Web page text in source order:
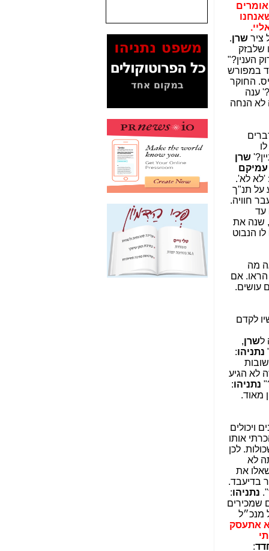
אומרים
מה שאנחנו
צירשרן.
שלבזק
הענין?"
במפורש
החוקר
ענה
לא הנחה
שרן
עמיקם
'לא לא'.
על תנ"ך
חוויה.
עד
, שנה את
הנבוט
מה
הראו. אם
עושים.
לקדם
לשרן,
נתניהו:
לא הגיע
נתניהו:
מאוד.
ויכולים
אותו
לכן
לא
את
בדיעבד.
נתניהו:
שמכירים
מנכ״ל
אתעסק
:
המסמכים בנושא בזק-
Yes (תיק 4000)
מוכיחים "תפירת תיק"
לאיש הלא נכון! -כאן
עובדות ומסמכים
האם ביבי כשר
תקשורת עזר לקב'
בזק? -כאן
מה מקור ה-Fake
News שהביא לתפירת
תיק לביבי והעלמת
החשודים הנכונים -כאן
אחת הרגליים של "תיק
4000 התפור"
התמוטטה היום
בניצחון (כפול) של בזק
-
כאן
איך כתבות מפנקות